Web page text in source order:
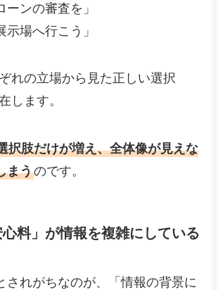
ーンの審査を」
示場へ行こう」
れの立場から見た正しい選択
します。
択肢だけが増え、全体像が見えな
まうのです。
料」が情報を複雑にしている
されがちなのが、「情報の背景に